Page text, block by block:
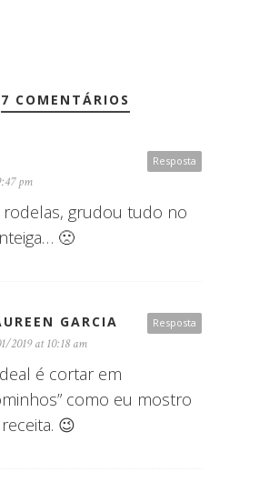
7 COMENTÁRIOS
Resposta
pm
grudou tudo no
🙁
Resposta
GARCIA
2019 at 10:18 am
é cortar em
como eu mostro
😉